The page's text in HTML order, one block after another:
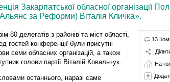
Закарпатської обласної організації
за Реформи) Віталія Кличка».
80 делегатів з районів та міст області,
гостей конференції були присутні
семи обласних організацій, а також
голови партії Віталій Ковальчук.
останнього, наразі саме
13
На